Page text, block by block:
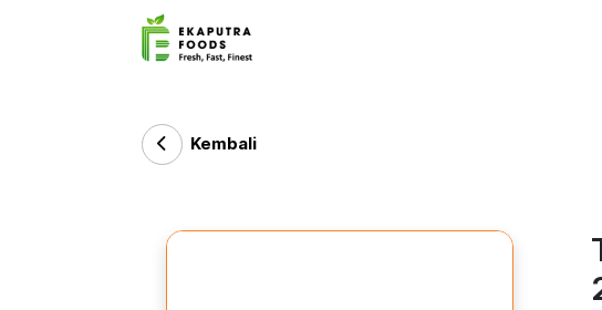
Kembali